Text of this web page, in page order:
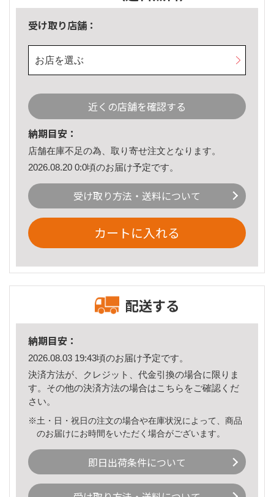
受け取り店舗：
お店を選ぶ
近くの店舗を確認する
納期目安：
店舗在庫不足の為、取り寄せ注文となります。
2026.08.20 0:0頃のお届け予定です。
受け取り方法・送料について
カートに入れる
配送する
納期目安：
2026.08.03 19:43頃のお届け予定です。
決済方法が、クレジット、代金引換の場合に限りま
す。その他の決済方法の場合はこちら をご確認くだ
さい。
※土・日・祝日の注文の場合や在庫状況によって、商品
のお届けにお時間をいただく場合がございます。
即日出荷条件について